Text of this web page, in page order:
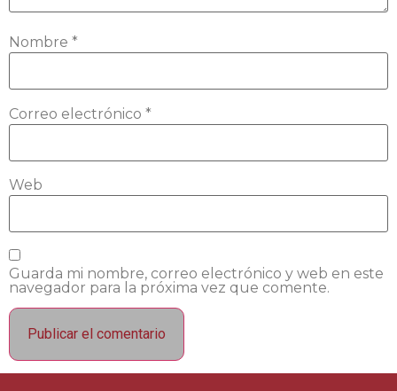
Nombre *
Correo electrónico *
Web
Guarda mi nombre, correo electrónico y web en este
navegador para la próxima vez que comente.